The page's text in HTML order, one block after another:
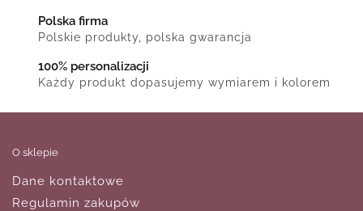
Polska firma
Polskie produkty, polska gwarancja
100% personalizacji
Każdy produkt dopasujemy wymiarem i kolorem
O sklepie
Dane kontaktowe
Regulamin zakupów